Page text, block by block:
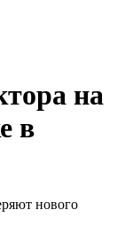
на
в
нового